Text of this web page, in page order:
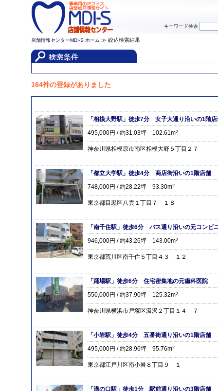
キーワード検索
店舗情報センターMDI-S ホーム ≫ 絞込検索結果
164件の登録がありました
「相模大野駅」徒歩7分 女子大通り沿いの1階店
495,000円 / 約31.03坪 102.61m2
神奈川県相模原市南区相模大野５丁目２７
「都立大学駅」徒歩4分 商店街沿いの1階店舗
748,000円 / 約28.22坪 93.30m2
東京都目黒区八雲１丁目７－１８
「南千住駅」徒歩6分 バス通り沿いの元コンビ
946,000円 / 約43.26坪 143.00m2
東京都荒川区南千住５丁目４３－１２
「踊場駅」徒歩6分 住宅密集地の元歯科医院
550,000円 / 約37.90坪 125.32m2
神奈川県横浜市戸塚区汲沢２丁目１４－７
「小岩駅」徒歩4分 五番街通り沿いの1階店舗
495,000円 / 約28.96坪 95.76m2
東京都江戸川区南小岩８丁目９－１
「溝の口駅」徒歩1分 駅前通り沿いの3階店舗